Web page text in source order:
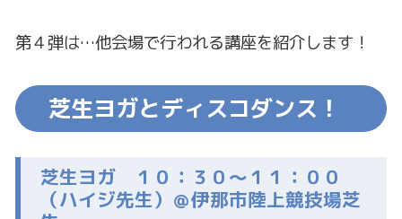
第４弾は…他会場で行われる講座を紹介します！
芝生ヨガとディスコダンス！
芝生ヨガ １０：３０～１１：００
（ハイジ先生）＠伊那市陸上競技場芝